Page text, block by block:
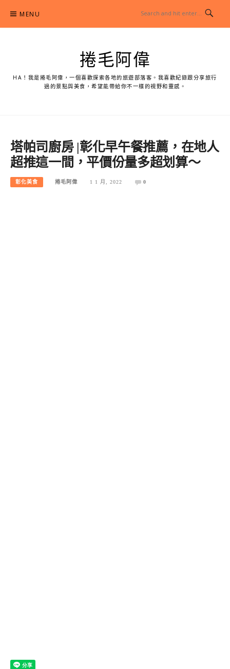
content
MENU
捲毛阿偉
HA！我是捲毛阿偉，一個喜歡探索各地的旅遊部落客。我喜歡紀錄跟分享旅行
過的景點與美食，希望能帶給你不一樣的視野和靈感。
塔帕司廚房 |彰化早午餐推薦，在地人
超推這一間，平價份量多超划算～
彰化美食 捲毛阿偉 1 1 月, 2022 0